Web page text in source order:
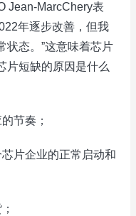
Jean-MarcChery表
年逐步改善，但我
状态。”这意味着芯片
片短缺的原因是什么
节奏；
片企业的正常启动和